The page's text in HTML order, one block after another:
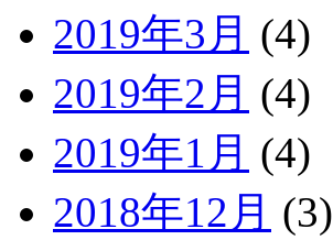
2019年3月 (4)
2019年2月 (4)
2019年1月 (4)
2018年12月 (3)